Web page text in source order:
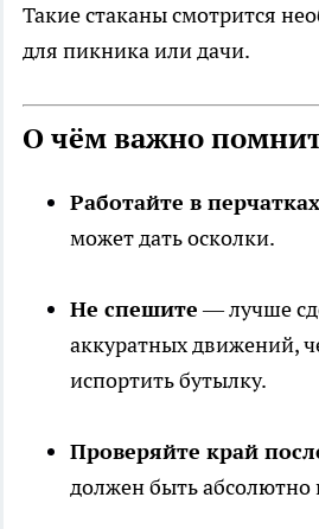
Такие стаканы смотрится
для пикника или дачи.
О чём важно
Работайте в
может дать осколки.
Не спешите— лучше
аккуратных движений,
испортить бутылку.
Проверяйте край
должен быть абсолютно